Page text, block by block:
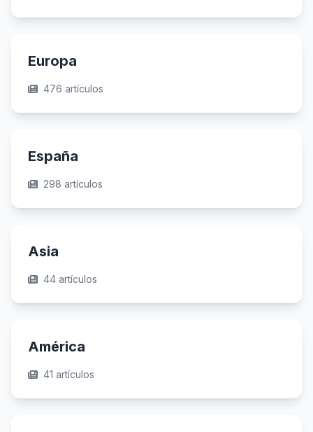
Europa
476 artículos
España
298 artículos
Asia
44 artículos
América
41 artículos